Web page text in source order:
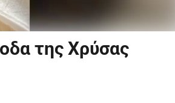
της Χρύσας